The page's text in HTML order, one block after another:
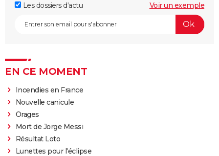
Les dossiers d'actu
Voir un exemple
EN CE MOMENT
Incendies en France
Nouvelle canicule
Orages
Mort de Jorge Messi
Résultat Loto
Lunettes pour l'éclipse